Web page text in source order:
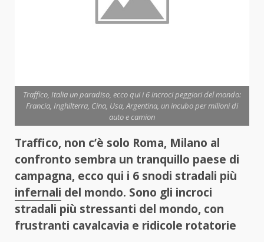
Traffico, Italia un paradiso, ecco qui i 6 incroci peggiori del mondo:
Francia, Inghilterra, Cina, Usa, Argentina, un incubo per milioni di
auto e camion
Traffico, non c’è solo Roma, Milano al
confronto sembra un tranquillo paese di
campagna, ecco qui i 6 snodi stradali più
infernali del mondo. Sono gli incroci
stradali più stressanti del mondo, con
frustranti cavalcavia e ridicole rotatorie